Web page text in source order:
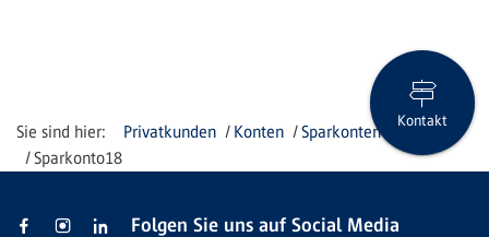
Privatkunden Konten
Sparkonten
Sparkonto18
Kontakt
Folgen Sie uns auf Social Media